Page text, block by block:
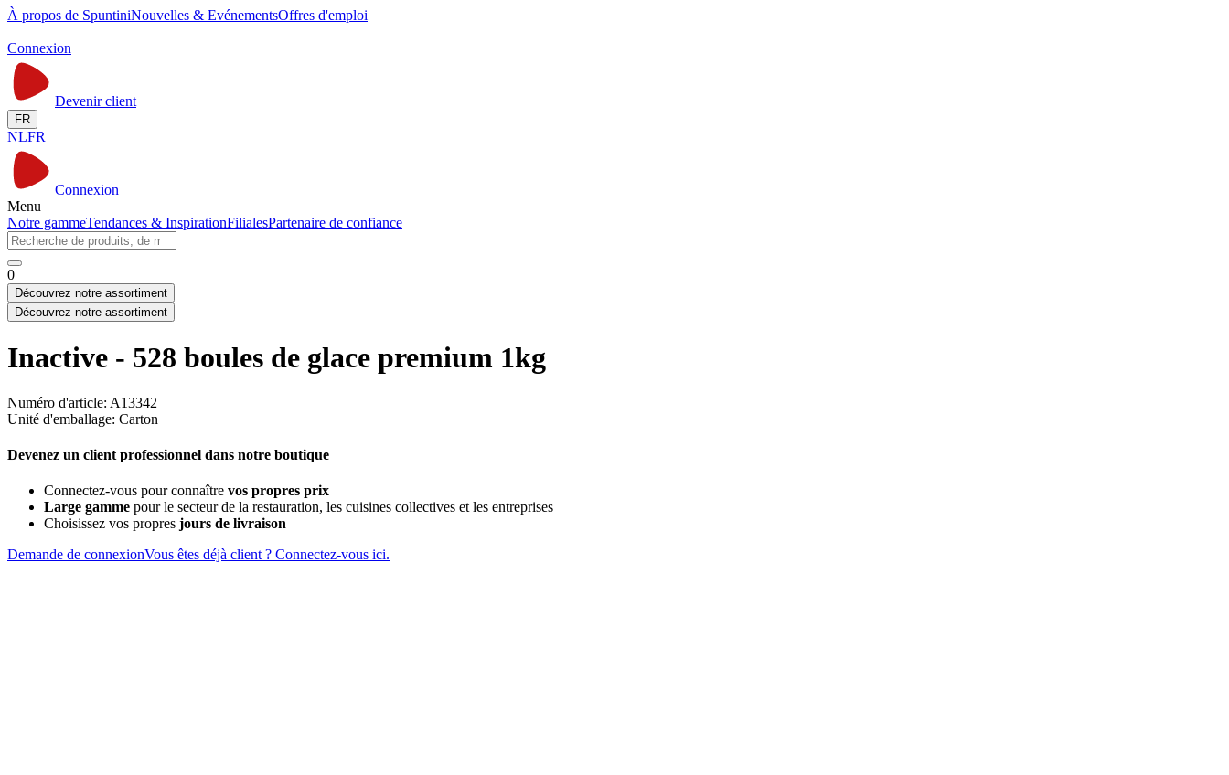
À propos de SpuntiniNouvelles & EvénementsOffres d'emploi
Connexion
Devenir client
FR
NLFR
Connexion
Menu
Notre gammeTendances & InspirationFilialesPartenaire de confiance
0
Découvrez notre assortiment
Découvrez notre assortiment
Inactive - 528 boules de glace premium 1kg
Numéro d'article: A13342
Unité d'emballage: Carton
Devenez un client professionnel dans notre boutique
Connectez-vous pour connaître vos propres prix
Large gamme pour le secteur de la restauration, les cuisines collectives et les entreprises
Choisissez vos propres jours de livraison
Demande de connexionVous êtes déjà client ? Connectez-vous ici.